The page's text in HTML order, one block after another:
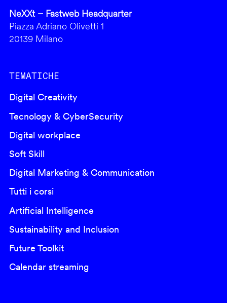
NeXXt – Fastweb Headquarter
Piazza Adriano Olivetti 1
20139 Milano
TEMATICHE
Digital Creativity
Tecnology & CyberSecurity
Digital workplace
Soft Skill
Digital Marketing & Communication
Tutti i corsi
Artificial Intelligence
Sustainability and Inclusion
Future Toolkit
Calendar streaming